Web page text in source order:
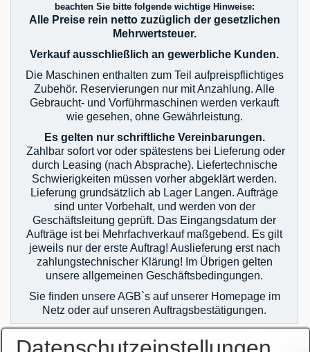
beachten Sie bitte folgende wichtige Hinweise:
Alle Preise rein netto zuzüglich der gesetzlichen
Mehrwertsteuer.
Verkauf ausschließlich an gewerbliche Kunden.
Die Maschinen enthalten zum Teil aufpreispflichtiges
Zubehör. Reservierungen nur mit Anzahlung. Alle
Gebraucht- und Vorführmaschinen werden verkauft
wie gesehen, ohne Gewährleistung.
Es gelten nur schriftliche Vereinbarungen.
Zahlbar sofort vor oder spätestens bei Lieferung oder
durch Leasing (nach Absprache). Liefertechnische
Schwierigkeiten müssen vorher abgeklärt werden.
Lieferung grundsätzlich ab Lager Langen. Aufträge
sind unter Vorbehalt, und werden von der
Geschäftsleitung geprüft. Das Eingangsdatum der
Aufträge ist bei Mehrfachverkauf maßgebend. Es gilt
jeweils nur der erste Auftrag! Auslieferung erst nach
zahlungstechnischer Klärung! Im Übrigen gelten
unsere allgemeinen Geschäftsbedingungen.
Sie finden unsere AGB`s auf unserer Homepage im
Netz oder auf unseren Auftragsbestätigungen.